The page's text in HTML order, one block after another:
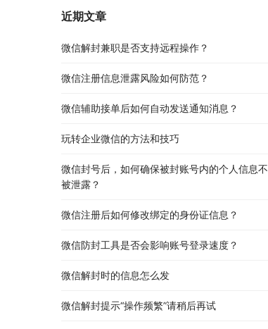
近期文章
微信解封兼职是否支持远程操作？
微信注册信息泄露风险如何防范？
微信辅助接单后如何自动发送通知消息？
玩转企业微信的方法和技巧
微信封号后，如何确保被封账号内的个人信息不
被泄露？
微信注册后如何修改绑定的身份证信息？
微信防封工具是否会影响账号登录速度？
微信解封时的信息怎么发
微信解封提示“操作频繁”请稍后再试